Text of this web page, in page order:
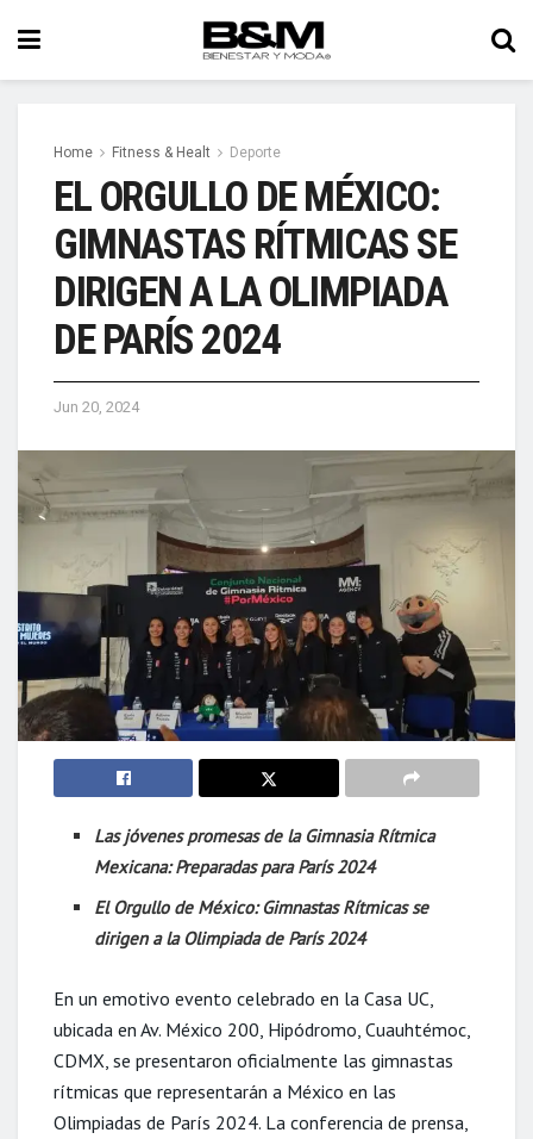
Home Fitness & Healt Deporte
EL ORGULLO DE MÉXICO:
GIMNASTAS RÍTMICAS SE
DIRIGEN A LA OLIMPIADA
DE PARÍS 2024
Jun 20, 2024
Las jóvenes promesas de la Gimnasia Rítmica
Mexicana: Preparadas para París 2024
El Orgullo de México: Gimnastas Rítmicas se
dirigen a la Olimpiada de París 2024
En un emotivo evento celebrado en la Casa UC,
ubicada en Av. México 200, Hipódromo, Cuauhtémoc,
CDMX, se presentaron oficialmente las gimnastas
rítmicas que representarán a México en las
Olimpiadas de París 2024. La conferencia de prensa,